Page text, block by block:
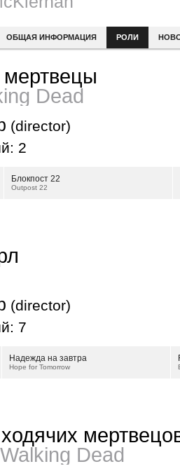
ОБЩАЯ ИНФОРМАЦИЯ РОЛИ
Dead
(director)
2
Блокпост 22
Outpost 22
(director)
7
Надежда на завтра
Hope for Tomorrow
Dead